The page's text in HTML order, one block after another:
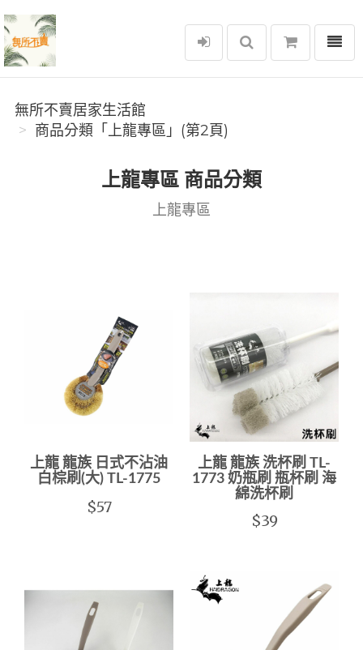
無所不賣居家生活館
選單
無所不賣居家生活館
商品分類「上龍專區」(第2頁)
上龍專區 商品分類
上龍專區
上龍 龍族 日式不沾油
白棕刷(大) TL-1775
$57
上龍 龍族 洗杯刷 TL-
1773 奶瓶刷 瓶杯刷 海
綿洗杯刷
$39